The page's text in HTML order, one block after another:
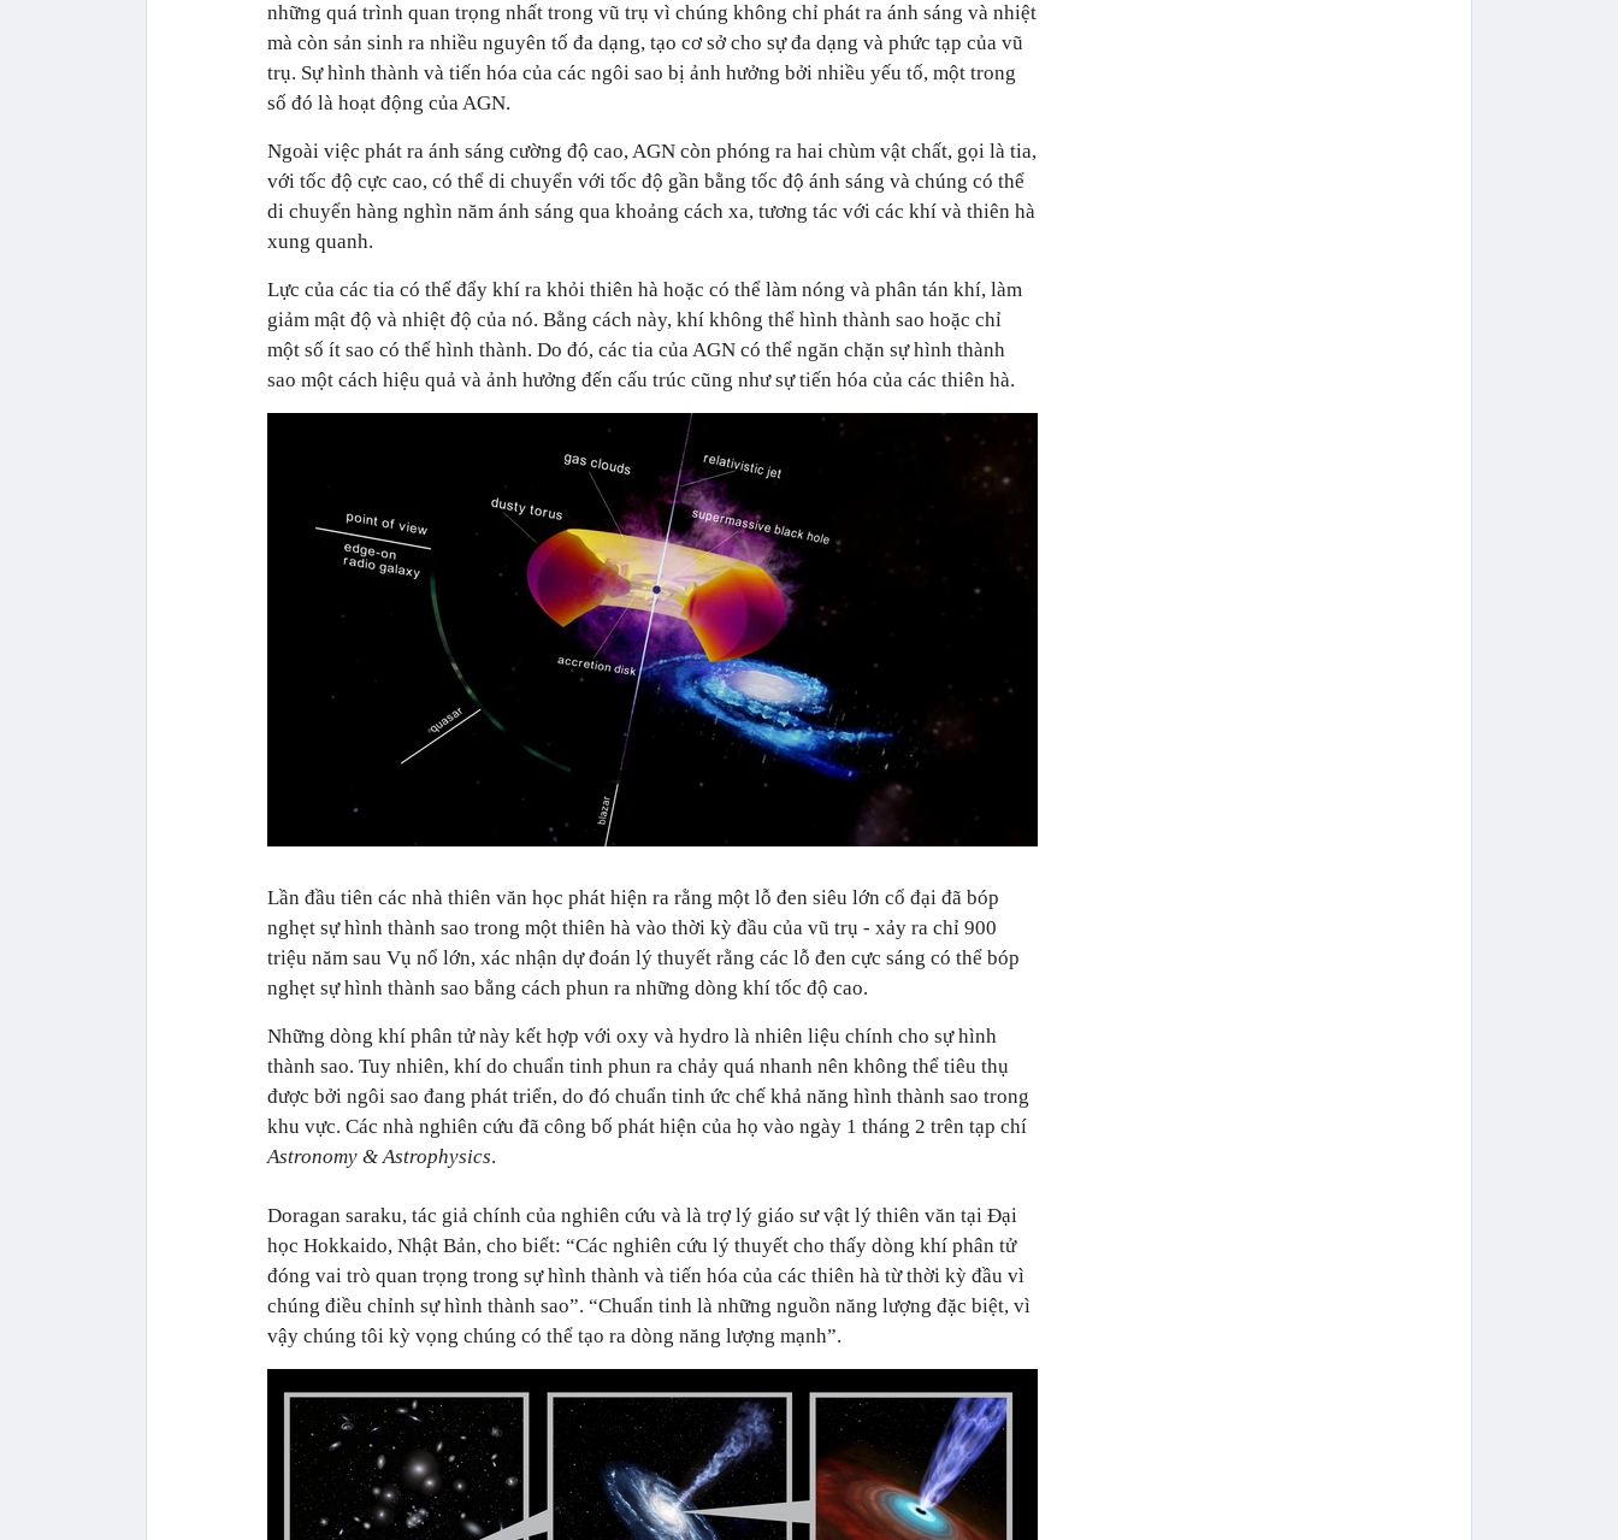
những quá trình quan trọng nhất trong vũ trụ vì chúng không chỉ phát ra ánh sáng và nhiệt
mà còn sản sinh ra nhiều nguyên tố đa dạng, tạo cơ sở cho sự đa dạng và phức tạp của vũ
trụ. Sự hình thành và tiến hóa của các ngôi sao bị ảnh hưởng bởi nhiều yếu tố, một trong
số đó là hoạt động của AGN.
Ngoài việc phát ra ánh sáng cường độ cao, AGN còn phóng ra hai chùm vật chất, gọi là tia,
với tốc độ cực cao, có thể di chuyển với tốc độ gần bằng tốc độ ánh sáng và chúng có thể
di chuyển hàng nghìn năm ánh sáng qua khoảng cách xa, tương tác với các khí và thiên hà
xung quanh.
Lực của các tia có thể đẩy khí ra khỏi thiên hà hoặc có thể làm nóng và phân tán khí, làm
giảm mật độ và nhiệt độ của nó. Bằng cách này, khí không thể hình thành sao hoặc chỉ
một số ít sao có thể hình thành. Do đó, các tia của AGN có thể ngăn chặn sự hình thành
sao một cách hiệu quả và ảnh hưởng đến cấu trúc cũng như sự tiến hóa của các thiên hà.
Lần đầu tiên các nhà thiên văn học phát hiện ra rằng một lỗ đen siêu lớn cổ đại đã bóp
nghẹt sự hình thành sao trong một thiên hà vào thời kỳ đầu của vũ trụ - xảy ra chỉ 900
triệu năm sau Vụ nổ lớn, xác nhận dự đoán lý thuyết rằng các lỗ đen cực sáng có thể bóp
nghẹt sự hình thành sao bằng cách phun ra những dòng khí tốc độ cao.
Những dòng khí phân tử này kết hợp với oxy và hydro là nhiên liệu chính cho sự hình
thành sao. Tuy nhiên, khí do chuẩn tinh phun ra chảy quá nhanh nên không thể tiêu thụ
được bởi ngôi sao đang phát triển, do đó chuẩn tinh ức chế khả năng hình thành sao trong
khu vực. Các nhà nghiên cứu đã công bố phát hiện của họ vào ngày 1 tháng 2 trên tạp chí
Astronomy & Astrophysics.
Doragan saraku, tác giả chính của nghiên cứu và là trợ lý giáo sư vật lý thiên văn tại Đại
học Hokkaido, Nhật Bản, cho biết: “Các nghiên cứu lý thuyết cho thấy dòng khí phân tử
đóng vai trò quan trọng trong sự hình thành và tiến hóa của các thiên hà từ thời kỳ đầu vì
chúng điều chỉnh sự hình thành sao”. “Chuẩn tinh là những nguồn năng lượng đặc biệt, vì
vậy chúng tôi kỳ vọng chúng có thể tạo ra dòng năng lượng mạnh”.